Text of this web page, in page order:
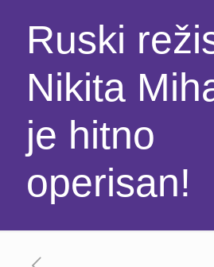
Ruski
Nikita
je hitno
operisan!